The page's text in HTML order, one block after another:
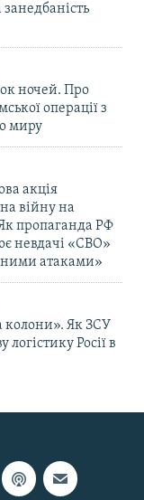
ночей. Про
операції з
миру
акція
війну на
пропаганда РФ
невдачі «СВО»
атаками»
Як ЗСУ
логістику Росії в